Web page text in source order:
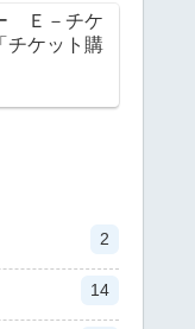
Ｅ－チケ
チケット購
2
14